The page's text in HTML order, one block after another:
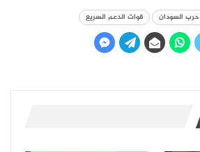
حرب السودان قوات الدعم السريع